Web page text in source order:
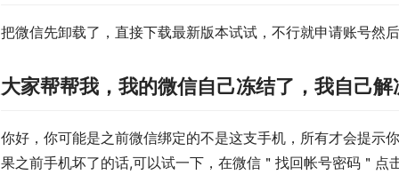
把微信先卸载了，直接下载最新版本试试，不行就申请账号然
大家帮帮我，我的微信自己冻结了，我自己解
你好，你可能是之前微信绑定的不是这支手机，所有才会提示
果之前手机坏了的话,可以试一下，在微信＂找回帐号密码＂点